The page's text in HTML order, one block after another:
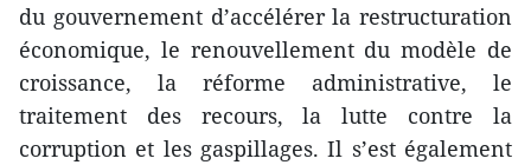
du gouvernement d’accélérer la restructuration
économique, le renouvellement du modèle de
croissance, la réforme administrative, le
traitement des recours, la lutte contre la
corruption et les gaspillages. Il s’est également